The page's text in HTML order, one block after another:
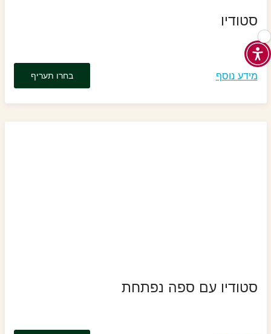
סטודיו
מידע נוסף בחרו תעריף
סטודיו עם ספה נפתחת